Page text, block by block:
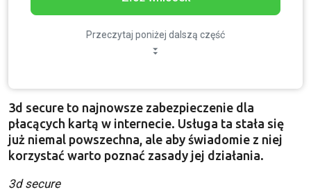
Przeczytaj poniżej dalszą część
3d secure to najnowsze zabezpieczenie dla
płacących kartą w internecie. Usługa ta stała się
już niemal powszechna, ale aby świadomie z niej
korzystać warto poznać zasady jej działania.
3d secure